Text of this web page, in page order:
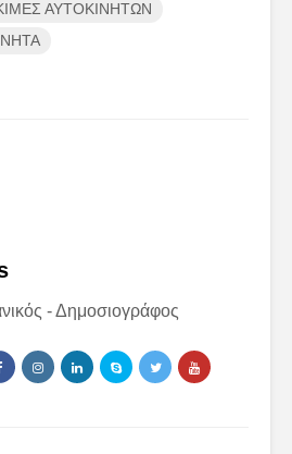
ΑΥΤΟΚΙΝΗΤΩΝ
- Δημοσιογράφος